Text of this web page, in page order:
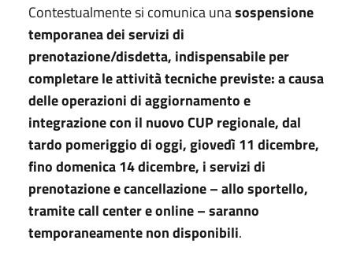
Contestualmente si comunica unasospensione
temporanea dei servizi di
prenotazione/disdetta, indispensabile per
completare le attività tecniche previste: a causa
delle operazioni di aggiornamento e
integrazione con il nuovo CUP regionale, dal
tardo pomeriggio di oggi, giovedì 11 dicembre,
fino domenica 14 dicembre, i servizi di
prenotazione e cancellazione – allo sportello,
tramite call center e online – saranno
temporaneamente non disponibili.